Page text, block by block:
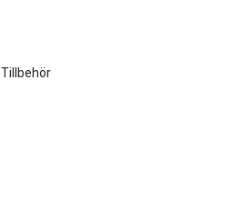
Tillbehör